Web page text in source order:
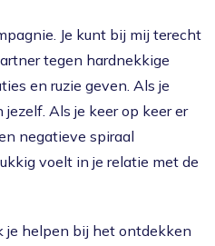
Je kunt bij mij terecht
tegen hardnekkige
en ruzie geven. Als je
Als je keer op keer er
negatieve spiraal
voelt in je relatie met de
je helpen bij het ontdekken